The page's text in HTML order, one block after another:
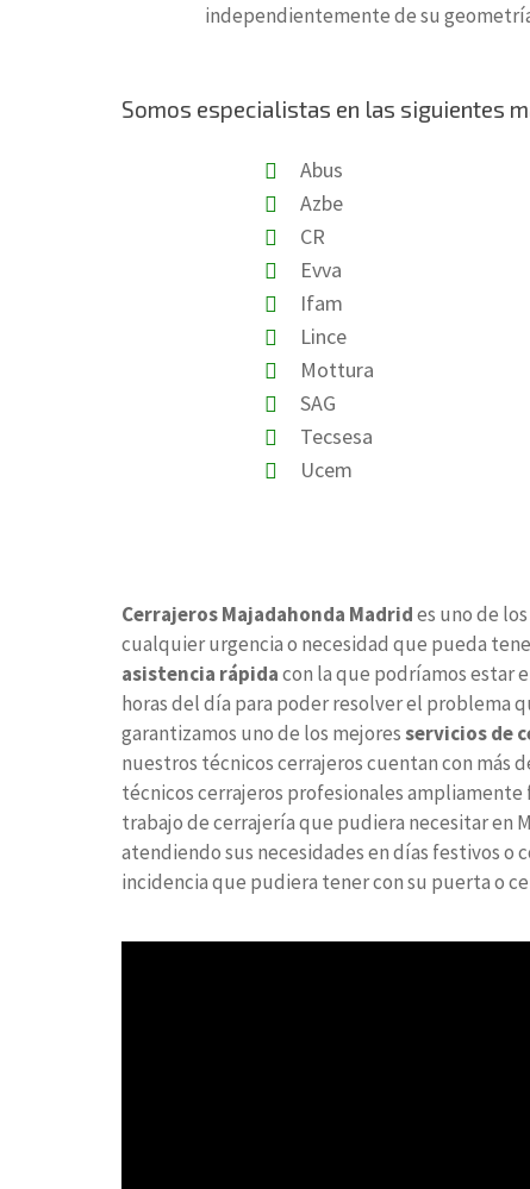
independientemente de su
Somos especialistas en las siguientes
Abus
Azbe
CR
Evva
Ifam
Lince
Mottura
SAG
Tecsesa
Ucem
Cerrajeros Majadahonda Madrides uno de
cualquier urgencia o necesidad que pueda
asistencia rápidacon la que podríamos estar
horas del día para poder resolver el problema
garantizamos uno de los mejoresservicios de
nuestros técnicos cerrajeros cuentan con más
técnicos cerrajeros profesionales
trabajo de cerrajería que pudiera necesitar en
atendiendo sus necesidades en días festivos o
incidencia que pudiera tener con su puerta o